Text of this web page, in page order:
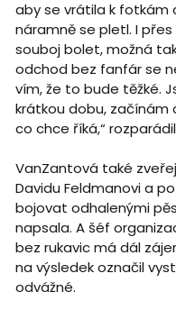
aby se vrátila k fotkám
náramně se pletl. I
souboj bolet, možná
odchod bez fanfár se
vím, že to bude těžké.
krátkou dobu, začínám
co chce říká,“
VanZantová také
Davidu Feldmanovi a
bojovat odhalenými
napsala. A šéf
bez rukavic má dál
na výsledek označil
odvážné.